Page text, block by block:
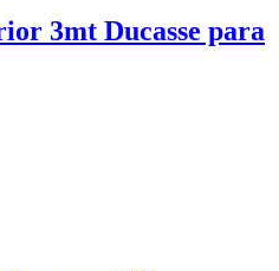
3mt Ducasse para